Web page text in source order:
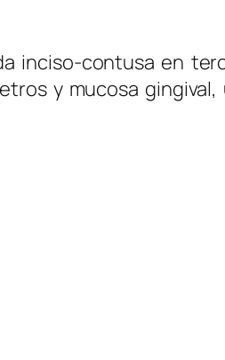
inciso-contusa en
y mucosa